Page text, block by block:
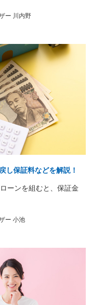
ー 川内野
し保証料などを解説！
ーンを組むと、保証金
ー 小池